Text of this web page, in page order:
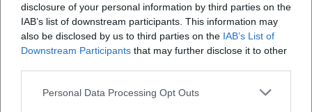
disclosure of your personal information by third parties on the
IAB’s list of downstream participants. This information may
also be disclosed by us to third parties on the IAB’s List of
Downstream Participants that may further disclose it to other
Personal Data Processing Opt Outs
Häufig gestellte Fragen
Wann findet die Veranstaltung statt?
Wo genau ist der Veranstaltungsort?